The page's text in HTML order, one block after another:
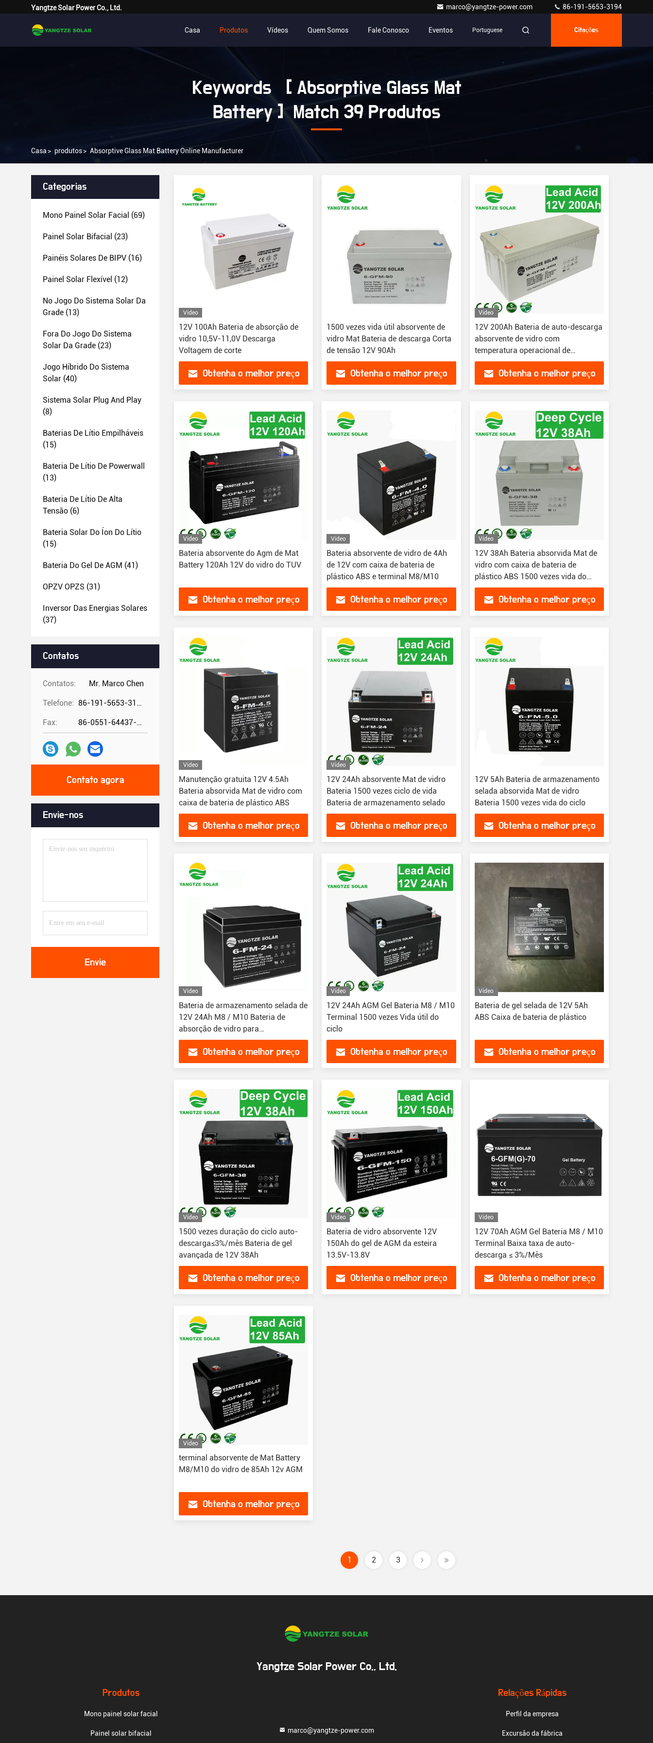
Yangtze Solar Power Co., Ltd. marco@yangtze-power.com 86-191-5653-3194
Casa Produtos Vídeos Quem Somos Fale Conosco Eventos Portuguese Citações
Keywords [ Absorptive Glass Mat
Battery ] Match 39 Produtos
Casa > produtos> Absorptive Glass Mat Battery Online Manufacturer
Categorias
Mono Painel Solar Facial (69)
Painel Solar Bifacial (23)
Painéis Solares De BIPV (16)
Painel Solar Flexível (12)
No Jogo Do Sistema Solar Da
Grade (13)
Fora Do Jogo Do Sistema
Solar Da Grade (23)
Jogo Híbrido Do Sistema
Solar (40)
Sistema Solar Plug And Play
(8)
Baterias De Lítio Empilháveis
(15)
Bateria De Lítio De Powerwall
(13)
Bateria De Lítio De Alta
Tensão (6)
Bateria Solar Do Íon Do Lítio
(15)
Bateria Do Gel De AGM (41)
OPZV OPZS (31)
Inversor Das Energias Solares
(37)
Contatos
Contatos: Mr. Marco Chen
Telefone: 86-191-5653-3194
Fax: 86-0551-64437-729
Contato agora
Envie-nos
Envie
Vídeo
12V 100Ah Bateria de absorção de
vidro 10,5V-11,0V Descarga
Voltagem de corte
Obtenha o melhor preço
1500 vezes vida útil absorvente de
vidro Mat Bateria de descarga Corta
de tensão 12V 90Ah
Obtenha o melhor preço
Vídeo
12V 200Ah Bateria de auto-descarga
absorvente de vidro com
temperatura operacional de
-20°C~60°C
Obtenha o melhor preço
Vídeo
Bateria absorvente do Agm de Mat
Battery 120Ah 12V do vidro do TUV
Obtenha o melhor preço
Vídeo
Bateria absorvente de vidro de 4Ah
de 12V com caixa de bateria de
plástico ABS e terminal M8/M10
Obtenha o melhor preço
Vídeo
12V 38Ah Bateria absorvida Mat de
vidro com caixa de bateria de
plástico ABS 1500 vezes vida do
ciclo
Obtenha o melhor preço
Vídeo
Manutenção gratuita 12V 4.5Ah
Bateria absorvida Mat de vidro com
caixa de bateria de plástico ABS
Obtenha o melhor preço
Vídeo
12V 24Ah absorvente Mat de vidro
Bateria 1500 vezes ciclo de vida
Bateria de armazenamento selado
Obtenha o melhor preço
12V 5Ah Bateria de armazenamento
selada absorvida Mat de vidro
Bateria 1500 vezes vida do ciclo
Obtenha o melhor preço
Vídeo
Bateria de armazenamento selada de
12V 24Ah M8 / M10 Bateria de
absorção de vidro para
armazenamento de energia
Obtenha o melhor preço
Vídeo
12V 24Ah AGM Gel Bateria M8 / M10
Terminal 1500 vezes Vida útil do
ciclo
Obtenha o melhor preço
Vídeo
Bateria de gel selada de 12V 5Ah
ABS Caixa de bateria de plástico
Obtenha o melhor preço
Vídeo
1500 vezes duração do ciclo auto-
descarga≤3%/mês Bateria de gel
avançada de 12V 38Ah
Obtenha o melhor preço
Vídeo
Bateria de vidro absorvente 12V
150Ah do gel de AGM da esteira
13.5V-13.8V
Obtenha o melhor preço
Vídeo
12V 70Ah AGM Gel Bateria M8 / M10
Terminal Baixa taxa de auto-
descarga ≤ 3%/Mês
Obtenha o melhor preço
Vídeo
terminal absorvente de Mat Battery
M8/M10 do vidro de 85Ah 12v AGM
Obtenha o melhor preço
1 2 3
Yangtze Solar Power Co., Ltd.
Produtos
Mono painel solar facial
Painel solar bifacial marco@yangtze-power.com
Relações Rápidas
Perfil da empresa
Excursão da fábrica